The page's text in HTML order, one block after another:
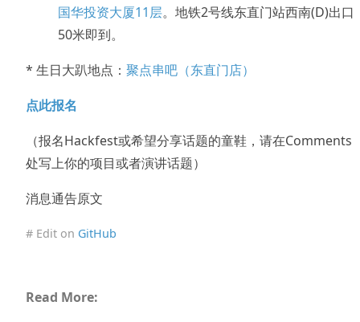
国华投资大厦11层。地铁2号线东直门站西南(D)出口
50米即到。
* 生日大趴地点： 聚点串吧（东直门店）
点此报名
（报名Hackfest或希望分享话题的童鞋，请在Comments
处写上你的项目或者演讲话题）
消息通告原文
# Edit on GitHub
Read More: